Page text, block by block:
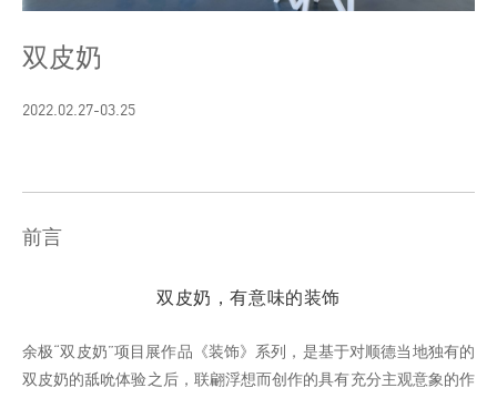
双皮奶
2022.02.27-03.25
前言
双皮奶，有意味的装饰
余极“双皮奶”项目展作品《装饰》系列，是基于对顺德当地独有的
双皮奶的舐吮体验之后，联翩浮想而创作的具有充分主观意象的作